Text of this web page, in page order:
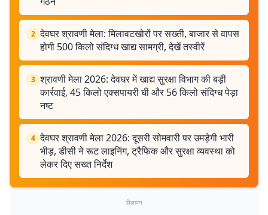
2 देवघर श्रावणी मेला: मिलावटखोरों पर सख्ती, बाजार से वापस
होगी 500 किलो संदिग्ध खाद्य सामग्री, देखें तस्वीरें
3 श्रावणी मेला 2026: देवघर में खाद्य सुरक्षा विभाग की बड़ी
कार्रवाई, 45 किलो एक्सपायरी घी और 56 किलो संदिग्ध पेड़ा
नष्ट
4 देवघर श्रावणी मेला 2026: दूसरी सोमवारी पर उमड़ेगी भारी
भीड़, डीसी ने रूट लाइनिंग, ट्रैफिक और सुरक्षा व्यवस्था को
लेकर दिए सख्त निर्देश
विज्ञापन